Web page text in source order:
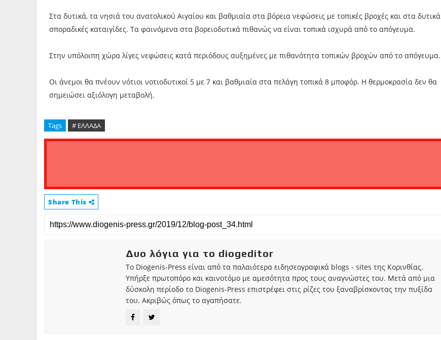
Στα δυτικά, τα νησιά του ανατολικού Αιγαίου και βαθμιαία στα βόρεια νεφώσεις με τοπικές βροχές και στα δυτικά
σποραδικές καταιγίδες. Τα φαινόμενα στα βορειοδυτικά πιθανώς να είναι τοπικά ισχυρά από το απόγευμα.
Στην υπόλοιπη χώρα λίγες νεφώσεις κατά περιόδους αυξημένες με πιθανότητα τοπικών βροχών από το απόγευμα.
Οι άνεμοι θα πνέουν νότιοι νοτιοδυτικοί 5 με 7 και βαθμιαία στα πελάγη τοπικά 8 μποφόρ. Η θερμοκρασία δεν θα
σημειώσει αξιόλογη μεταβολή.
Tags # ΕΛΛΑΔΑ
Share This
Δυο λόγια για το diogeditor
Το Diogenis-Press είναι από τα παλαιότερα ειδησεογραφικά blogs - sites της Κορινθίας.
Υπήρξε πρωτοπόρο και καινοτόμο με αμεσότητα προς τους αναγνώστες του. Μετά από μια
δύσκολη περίοδο το Diogenis-Press επιστρέφει στις ρίζες του ξαναβρίσκοντας την πυξίδα
του. Ακριβώς όπως το αγαπήσατε.